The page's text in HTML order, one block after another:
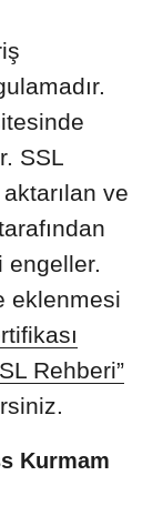
SSL
ve
engeller.
eklenmesi
Rehberi”
Kurmam